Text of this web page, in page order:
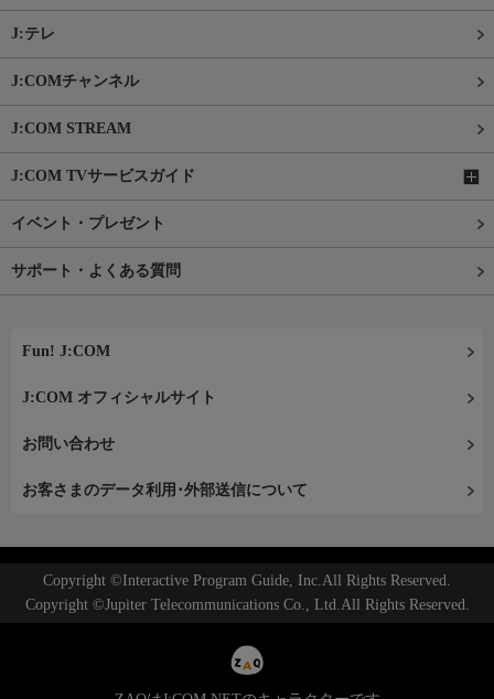
J:テレ
J:COMチャンネル
J:COM STREAM
J:COM TVサービスガイド
イベント・プレゼント
サポート・よくある質問
Fun! J:COM
J:COM オフィシャルサイト
お問い合わせ
お客さまのデータ利用･外部送信について
Copyright ©Interactive Program Guide, Inc.All Rights Reserved.
Copyright ©Jupiter Telecommunications Co., Ltd.All Rights Reserved.